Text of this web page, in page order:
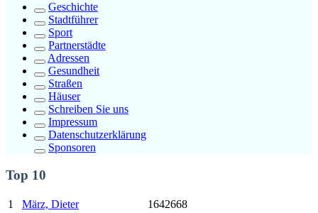
Geschichte
Stadtführer
Sport
Partnerstädte
Adressen
Gesundheit
Straßen
Häuser
Schreiben Sie uns
Impressum
Datenschutzerklärung
Sponsoren
Top 10
1 März, Dieter
1642668